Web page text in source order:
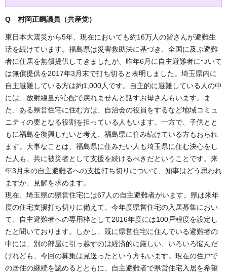
Q 村岡正嗣議員（共産党）
東日本大震災から5年、現在においても約16万人の皆さんが避難生
活を続けています。福島県は災害救助法に基づき、全国に及ぶ避難
者に住居を無償提供してきましたが、昨年6月に自主避難者について
は無償提供を2017年3月末で打ち切ると表明しました。埼玉県内に
自主避難している方は約1,000人です。自主的に避難している人の中
には、放射線量が心配で戻れませんと話すお母さんもいます。ま
た、ある県営住宅に住む方は、自治会の役員をするなど地域コミュ
ニティの要となる役割を担っている人もいます。一方で、子供とと
もに福島を復興したいと考え、福島県に住み続けている方もおられ
ます。大事なことは、福島県に住みたい人も埼玉県に住む決心をし
た人も、共に被災者として支援を続けるべきだということです。来
年3月末の自主避難者への支援打ち切りについて、知事はどう思われ
ますか、見解を求めます。
現在、埼玉県の県営住宅には67人の自主避難者がいます。県は来年
度の住宅支援打ち切りに備えて、今年度県営住宅の入居募集におい
て、自主避難者への専用枠として2016年度には100戸程度を設定し
たと聞いております。しかし、既に県営住宅に住んでいる避難者の
中には、別の部屋に引っ越すのは経済的に厳しい、いろいろ悩んだ
けれども、今回の募集は見送ったという方もいます。現在の住戸で
の居住の継続を認めるとともに、自主避難者で県営住宅入居を希望